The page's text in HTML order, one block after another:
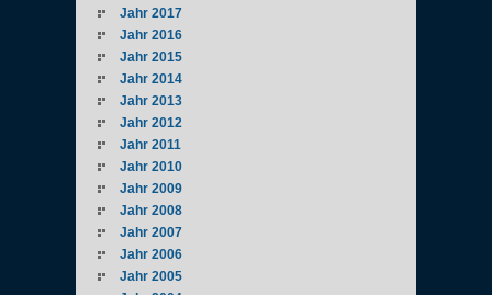
Jahr 2017
Jahr 2016
Jahr 2015
Jahr 2014
Jahr 2013
Jahr 2012
Jahr 2011
Jahr 2010
Jahr 2009
Jahr 2008
Jahr 2007
Jahr 2006
Jahr 2005